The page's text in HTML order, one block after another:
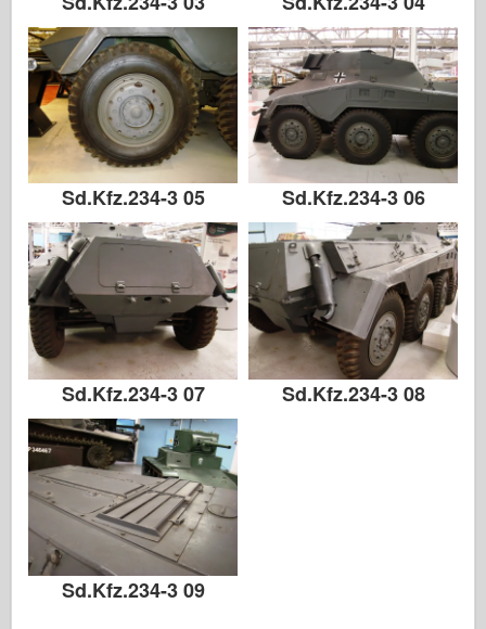
Sd.Kfz.234-3 05 Sd.Kfz.234-3 06
Sd.Kfz.234-3 07 Sd.Kfz.234-3 08
Sd.Kfz.234-3 09